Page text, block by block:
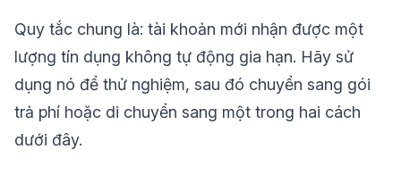
Quy tắc chung là: tài khoản mới nhận được một
lượng tín dụng không tự động gia hạn. Hãy sử
dụng nó để thử nghiệm, sau đó chuyển sang gói
trả phí hoặc di chuyển sang một trong hai cách
dưới đây.